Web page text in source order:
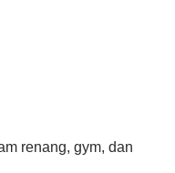
renang, gym, dan